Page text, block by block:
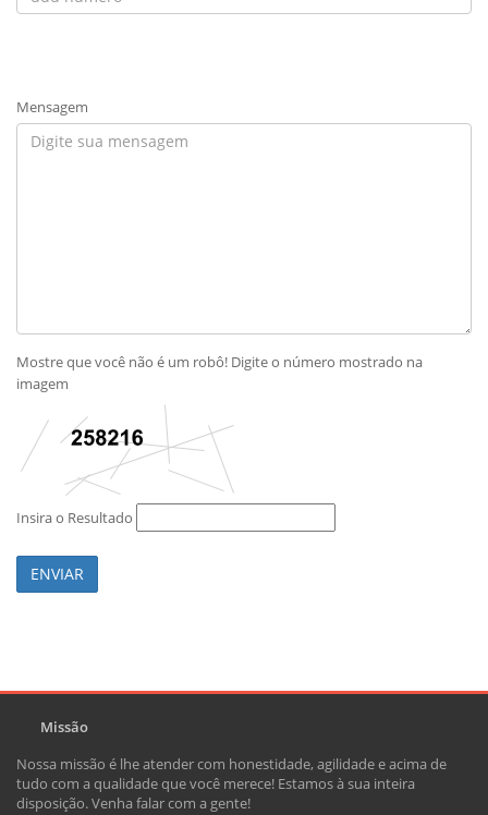
Mensagem
Mostre que você não é um robô! Digite o número mostrado na
imagem
Insira o Resultado
ENVIAR
Missão
Nossa missão é lhe atender com honestidade, agilidade e acima de
tudo com a qualidade que você merece! Estamos à sua inteira
disposição. Venha falar com a gente!